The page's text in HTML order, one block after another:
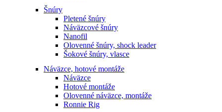
Šnúry
Pletené šnúry
Náväzcové šnúry
Nanofil
Olovenné šnúry, shock leader
Šokové šnúry, vlasce
Náväzce, hotové montáže
Náväzce
Hotové montáže
Olovenné náväzce, montáže
Ronnie Rig